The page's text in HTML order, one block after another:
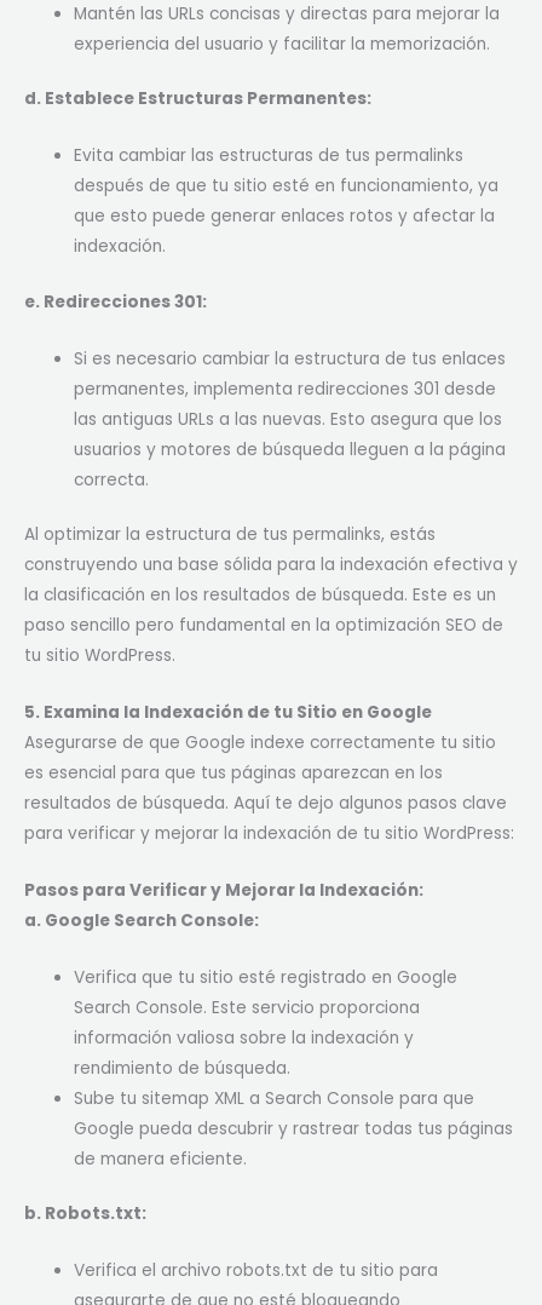
Mantén las URLs concisas y directas para mejorar la
experiencia del usuario y facilitar la memorización.
d. Establece Estructuras Permanentes:
Evita cambiar las estructuras de tus permalinks
después de que tu sitio esté en funcionamiento, ya
que esto puede generar enlaces rotos y afectar la
indexación.
e. Redirecciones 301:
Si es necesario cambiar la estructura de tus enlaces
permanentes, implementa redirecciones 301 desde
las antiguas URLs a las nuevas. Esto asegura que los
usuarios y motores de búsqueda lleguen a la página
correcta.
Al optimizar la estructura de tus permalinks, estás
construyendo una base sólida para la indexación efectiva y
la clasificación en los resultados de búsqueda. Este es un
paso sencillo pero fundamental en la optimización SEO de
tu sitio WordPress.
5. Examina la Indexación de tu Sitio en Google
Asegurarse de que Google indexe correctamente tu sitio
es esencial para que tus páginas aparezcan en los
resultados de búsqueda. Aquí te dejo algunos pasos clave
para verificar y mejorar la indexación de tu sitio WordPress:
Pasos para Verificar y Mejorar la Indexación:
a. Google Search Console:
Verifica que tu sitio esté registrado en Google
Search Console. Este servicio proporciona
información valiosa sobre la indexación y
rendimiento de búsqueda.
Sube tu sitemap XML a Search Console para que
Google pueda descubrir y rastrear todas tus páginas
de manera eficiente.
b. Robots.txt:
Verifica el archivo robots.txt de tu sitio para